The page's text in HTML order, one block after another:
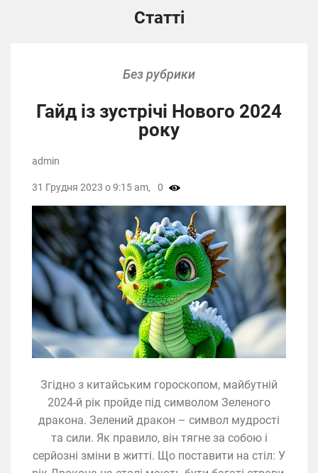
Статті
Без рубрики
Гайд із зустрічі Нового 2024
року
Згідно з китайським гороскопом, майбутній
2024-й рік пройде під символом Зеленого
дракона. Зелений дракон – символ мудрості
та сили. Як правило, він тягне за собою і
серйозні зміни в житті. Що поставити на стіл: У
admin
31 Грудня 2023 о 9:15 am, 0